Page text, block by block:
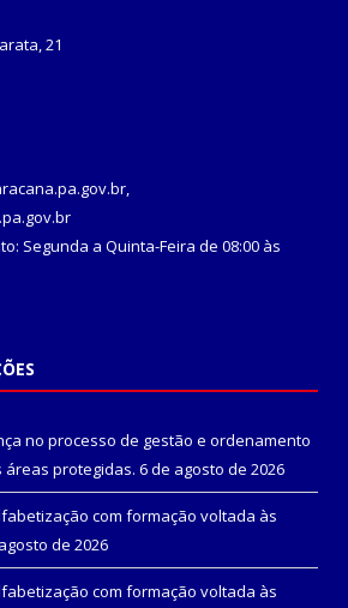
21
Segunda a Quinta-Feira de 08:00 às
no processo de gestão e ordenamento
áreas protegidas. 6 de agosto de 2026
com formação voltada às
de 2026
com formação voltada às